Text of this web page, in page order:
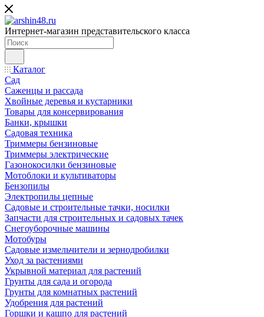
Интернет-магазин представительского класса
Каталог
Сад
Саженцы и рассада
Хвойные деревья и кустарники
Товары для консервирования
Банки, крышки
Садовая техника
Триммеры бензиновые
Триммеры электрические
Газонокосилки бензиновые
Мотоблоки и культиваторы
Бензопилы
Электропилы цепные
Садовые и строительные тачки, носилки
Запчасти для строительных и садовых тачек
Снегоуборочные машины
Мотобуры
Садовые измельчители и зернодробилки
Уход за растениями
Укрывной материал для растений
Грунты для сада и огорода
Грунты для комнатных растений
Удобрения для растений
Горшки и кашпо для растений